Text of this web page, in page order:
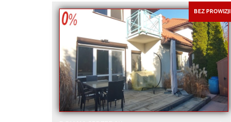
BEZ PROWIZJI